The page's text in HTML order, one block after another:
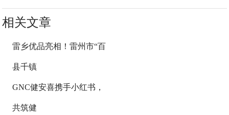
相关文章
雷乡优品亮相！雷州市“百
县千镇
GNC健安喜携手小红书，
共筑健